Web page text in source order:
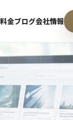
料金ブログ会社情報